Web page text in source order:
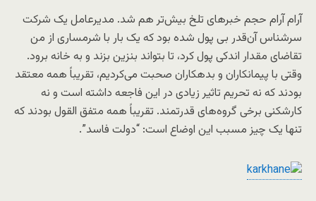
آرام آرام حجم خبرهای تلخ بیش‌تر هم شد. مدیرعامل یک شرکت
سرشناس آن‌قدر بی پول شده بود که یک بار با شرمساری از من
تقاضای مقدار اندکی پول کرد، تا بتواند بنزین بزند و به خانه برود.
وقتی با پیمانکاران و بدهکاران صحبت می‌کردیم، تقریباً همه معتقد
بودند که نه تحریم تاثیر زیادی در این فاجعه داشته است و نه
کارشکنی برخی گروه‌های قدرتمند. تقریباً همه متفق القول بودند که
تنها یک چیز مسبب این اوضاع است: “دولت فاسد”.